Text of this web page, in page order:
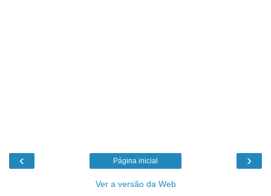
‹ ›
Página inicial
Ver a versão da Web